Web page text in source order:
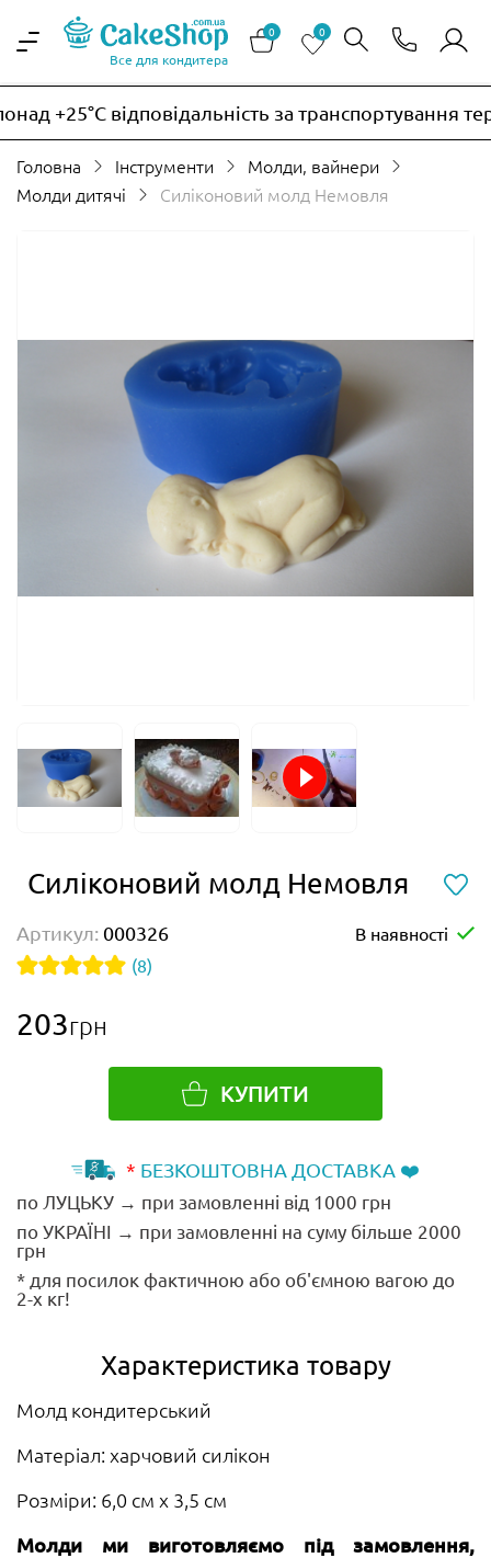
Все для кондитера
0 0
+25°C відповідальність за транспортування
Головна Інструменти
Молди, вайнери
Молди дитячі
Силіконовий молд Немовля
Силіконовий молд Немовля
Артикул: 000326
В наявності
(8)
203грн
КУПИТИ
* БЕЗКОШТОВНА ДОСТАВКА ❤️
по ЛУЦЬКУ → при замовленні від 1000 грн
по УКРАЇНІ → при замовленні на суму більше 2000
грн
* для посилок фактичною або об'ємною вагою до
2-х кг!
Характеристика товару
Молд кондитерський
Матеріал: харчовий силікон
Розміри: 6,0 см х 3,5 см
Молди ми виготовляємо під замовлення,